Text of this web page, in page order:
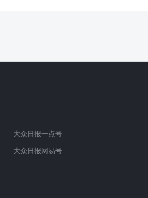
大众日报一点号
大众日报网易号